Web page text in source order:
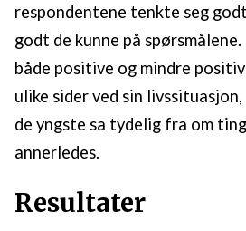
respondentene tenkte seg
godt de kunne på
både positive og mindre
ulike sider ved sin
de yngste sa tydelig fra om
annerledes.
Resultater